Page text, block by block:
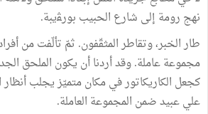
نهج رومة إلى شارع الحبيب بورﭭيبة.
طارالخبر،وتقاطرالمثقّفون. ثمّ تألّفتمن
مجموعةعاملة.وقدأردناأن يكون الملحق
كجعل الكاريكاتورفيمكانمتميّزيجلبأنظار
عليعبيدضمن المجموعة العاملة.